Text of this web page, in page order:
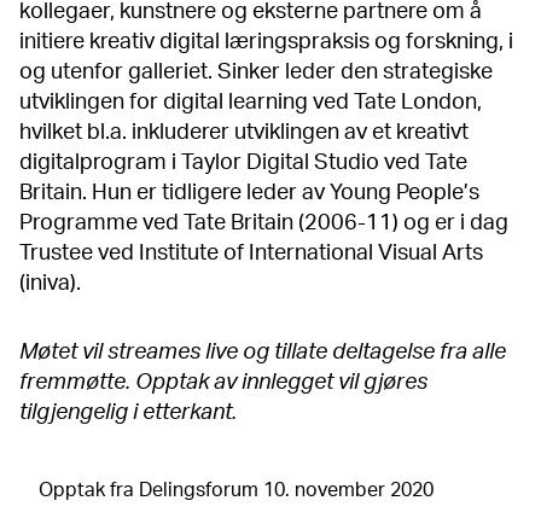
kollegaer, kunstnere og eksterne partnere om å
initiere kreativ digital læringspraksis og forskning, i
og utenfor galleriet. Sinker leder den strategiske
utviklingen for digital learning ved Tate London,
hvilket bl.a. inkluderer utviklingen av et kreativt
digitalprogram i Taylor Digital Studio ved Tate
Britain. Hun er tidligere leder av Young People’s
Programme ved Tate Britain (2006-11) og er i dag
Trustee ved Institute of International Visual Arts
(iniva).
Møtet vil streames live og tillate deltagelse fra alle
fremmøtte. Opptak av innlegget vil gjøres
tilgjengelig i etterkant.
Opptak fra Delingsforum 10. november 2020